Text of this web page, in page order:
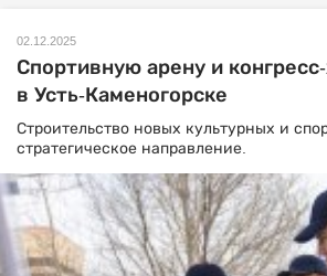
02.12.2025
Спортивную арену и
в Усть-Каменогорске
Строительство новых культурных и
стратегическое направление.